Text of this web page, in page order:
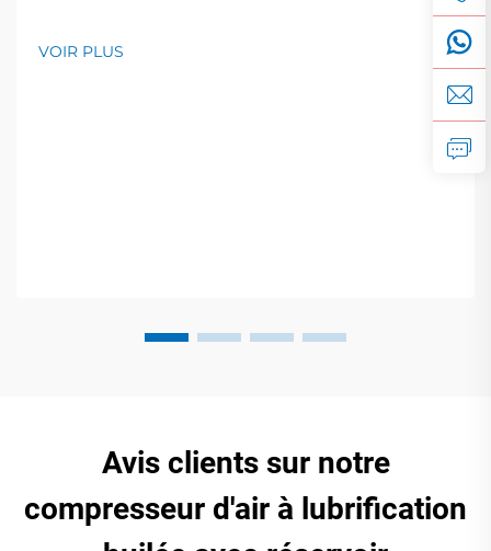
VOIR PLUS
Avis clients sur notre
compresseur d'air à lubrification